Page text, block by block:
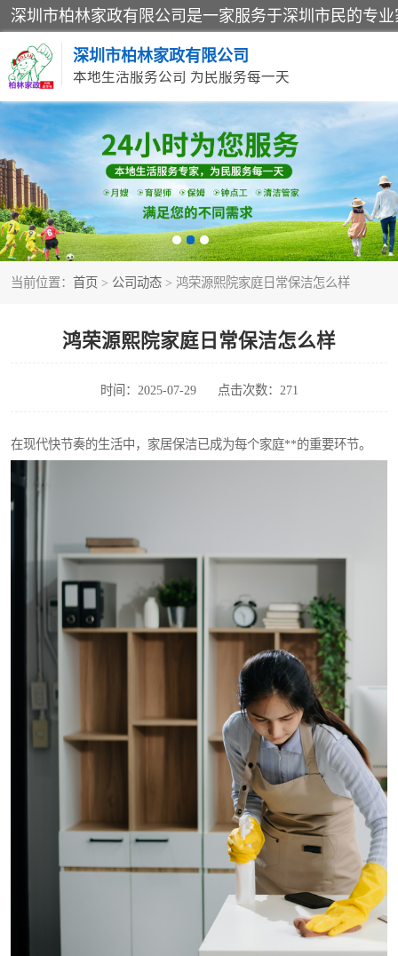
深圳市柏林家政有限公司
本地生活服务公司 为民服务每一天
当前位置： 首页 > 公司动态 > 鸿荣源熙院家庭日常保洁怎么样
鸿荣源熙院家庭日常保洁怎么样
时间：2025-07-29 点击次数：271
在现代快节奏的生活中，家居保洁已成为每个家庭**的重要环节。
家居保洁
家庭保姆